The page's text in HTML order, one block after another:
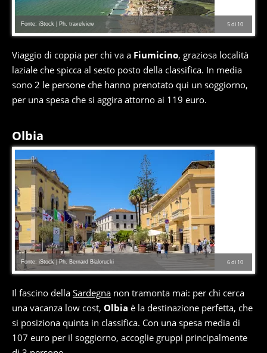
5di 10
Fonte: iStock | Ph. travelview
Viaggio di coppia per chi va a Fiumicino, graziosa località
laziale che spicca al sesto posto della classifica. In media
sono 2 le persone che hanno prenotato qui un soggiorno,
per una spesa che si aggira attorno ai 119 euro.
Olbia
6di 10
Fonte: iStock | Ph. Bernard Bialorucki
Il fascino della Sardegna non tramonta mai: per chi cerca
una vacanza low cost, Olbia è la destinazione perfetta, che
si posiziona quinta in classifica. Con una spesa media di
107 euro per il soggiorno, accoglie gruppi principalmente